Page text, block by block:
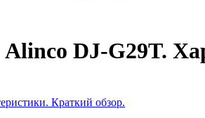
DJ-G29T.